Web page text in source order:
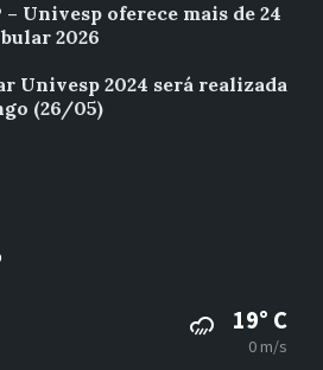
Univesp oferece mais de 24
2026
Univesp 2024 será realizada
(26/05)
19° C
0 m/s